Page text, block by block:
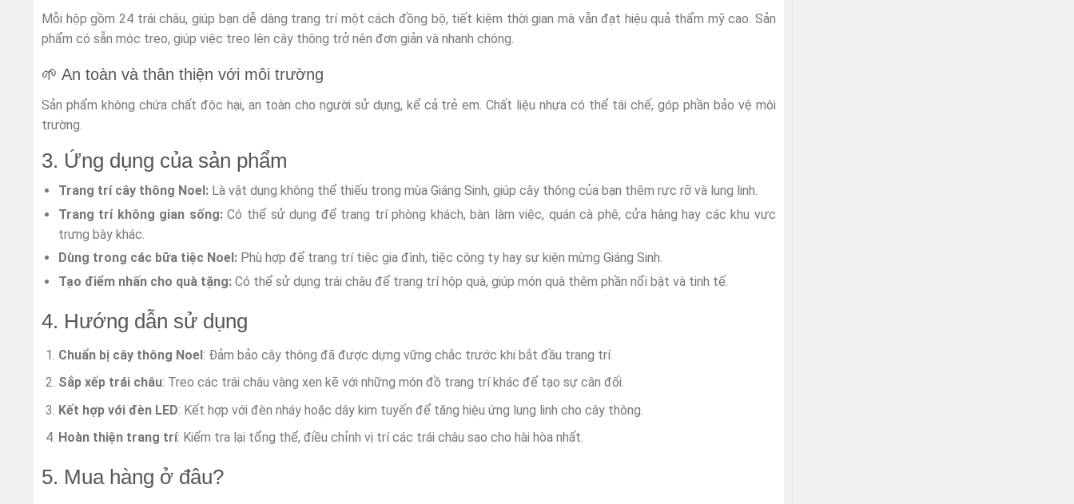
Mỗi hộp gồm 24 trái châu, giúp bạn dễ dàng trang trí một cách đồng bộ, tiết kiệm thời gian mà vẫn đạt hiệu quả thẩm mỹ cao. Sản
phẩm có sẵn móc treo, giúp việc treo lên cây thông trở nên đơn giản và nhanh chóng.
🌱 An toàn và thân thiện với môi trường
Sản phẩm không chứa chất độc hại, an toàn cho người sử dụng, kể cả trẻ em. Chất liệu nhựa có thể tái chế, góp phần bảo vệ môi
trường.
3. Ứng dụng của sản phẩm
Trang trí cây thông Noel:Là vật dụng không thể thiếu trong mùa Giáng Sinh, giúp cây thông của bạn thêm rực rỡ và lung linh.
Trang trí không gian sống:Có thể sử dụng để trang trí phòng khách, bàn làm việc, quán cà phê, cửa hàng hay các khu vực
trưng bày khác.
Dùng trong các bữa tiệc Noel:Phù hợp để trang trí tiệc gia đình, tiệc công ty hay sự kiện mừng Giáng Sinh.
Tạo điểm nhấn cho quà tặng:Có thể sử dụng trái châu để trang trí hộp quà, giúp món quà thêm phần nổi bật và tinh tế.
4. Hướng dẫn sử dụng
Chuẩn bị cây thông Noel: Đảm bảo cây thông đã được dựng vững chắc trước khi bắt đầu trang trí.
Sắp xếp trái châu: Treo các trái châu vàng xen kẽ với những món đồ trang trí khác để tạo sự cân đối.
Kết hợp với đèn LED: Kết hợp với đèn nháy hoặc dây kim tuyến để tăng hiệu ứng lung linh cho cây thông.
Hoàn thiện trang trí: Kiểm tra lại tổng thể, điều chỉnh vị trí các trái châu sao cho hài hòa nhất.
5. Mua hàng ở đâu?